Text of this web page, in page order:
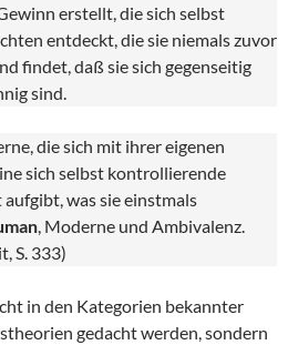
erstellt, die sich selbst
entdeckt, die sie niemals zuvor
findet, daß sie sich gegenseitig
sind.
die sich mit ihrer eigenen
sich selbst kontrollierende
was sie einstmals
, Moderne und Ambivalenz.
S. 333)
in den Kategorien bekannter
gedacht werden, sondern